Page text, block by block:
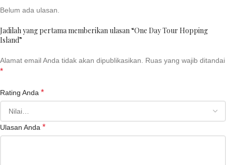
Belum ada ulasan.
Jadilah yang pertama memberikan ulasan “One Day Tour Hopping
Island”
Alamat email Anda tidak akan dipublikasikan. Ruas yang wajib ditandai
*
Rating Anda *
Ulasan Anda *